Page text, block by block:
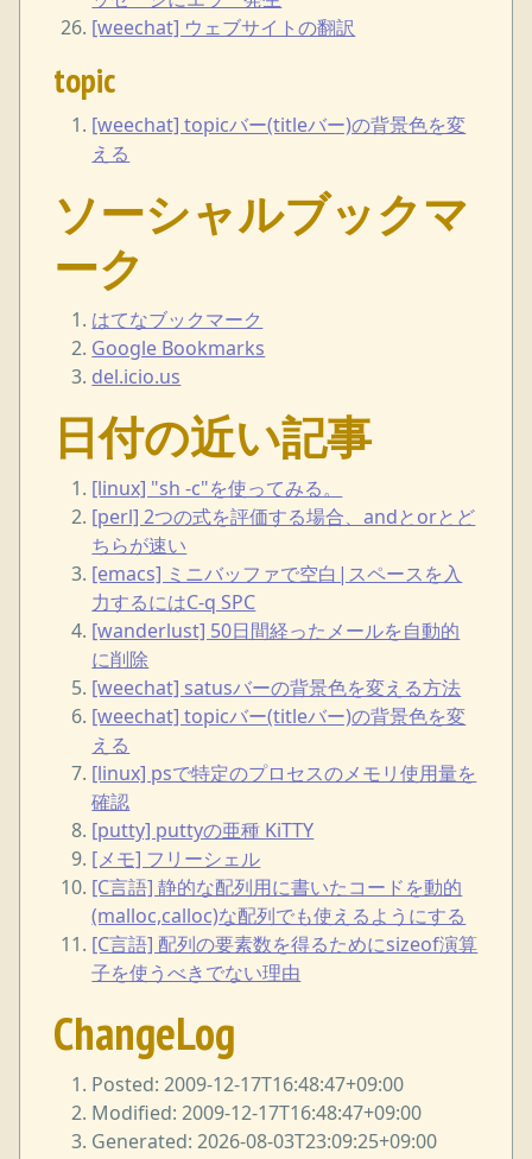
[weechat] ウェブサイトの翻訳
topic
[weechat] topicバー(titleバー)の背景色を変
える
ソーシャルブックマ
ーク
はてなブックマーク
Google Bookmarks
del.icio.us
日付の近い記事
[linux] "sh -c"を使ってみる。
[perl] 2つの式を評価する場合、andとorとど
ちらが速い
[emacs] ミニバッファで空白|スペースを入
力するにはC-q SPC
[wanderlust] 50日間経ったメールを自動的
に削除
[weechat] satusバーの背景色を変える方法
[weechat] topicバー(titleバー)の背景色を変
える
[linux] psで特定のプロセスのメモリ使用量を
確認
[putty] puttyの亜種 KiTTY
[メモ] フリーシェル
[C言語] 静的な配列用に書いたコードを動的
(malloc,calloc)な配列でも使えるようにする
[C言語] 配列の要素数を得るためにsizeof演算
子を使うべきでない理由
ChangeLog
Posted: 2009-12-17T16:48:47+09:00
Modified: 2009-12-17T16:48:47+09:00
Generated: 2026-08-03T23:09:25+09:00